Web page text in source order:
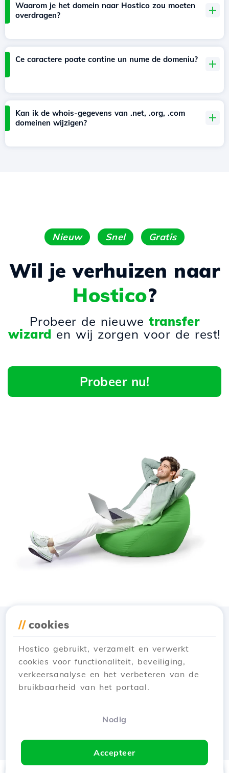
Waarom je het domein naar Hostico zou moeten
overdragen?
Ce caractere poate contine un nume de domeniu?
Kan ik de whois-gegevens van .net, .org, .com
domeinen wijzigen?
Nieuw Snel Gratis
Wil je verhuizen naar
Hostico?
Probeer de nieuwetransfer
wizard en wij zorgen voor de rest!
Probeer nu!
// cookies
Hostico gebruikt, verzamelt en verwerkt
cookies voor functionaliteit, beveiliging,
verkeersanalyse en het verbeteren van de
bruikbaarheid van het portaal.
Nodig
Accepteer
Download de app